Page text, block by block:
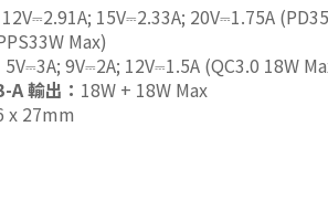
⎓2.91A; 15V⎓2.33A; 20V⎓1.75A
Max)
5V⎓3A; 9V⎓2A; 12V⎓1.5A (QC3.0 18W
A 輸出： 18W + 18W Max
x 27mm